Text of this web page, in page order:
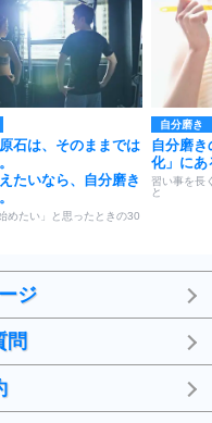
石は、そのままでは
たいなら、自分磨き
めたい」と思ったときの30
自分磨き
自分磨
化」にあ
習い事を長
と
ジ
問